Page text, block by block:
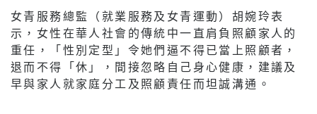
女青服務總監（就業服務及女青運動）胡婉玲表
示，女性在華人社會的傳統中一直肩負照顧家人的
重任，「性別定型」令她們逼不得已當上照顧者，
退而不得「休」，間接忽略自己身心健康，建議及
早與家人就家庭分工及照顧責任而坦誠溝通。